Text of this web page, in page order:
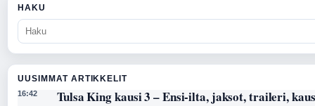
HAKU
UUSIMMAT ARTIKKELIT
16:42 Tulsa King kausi 3 – Ensi-ilta, jaksot, traileri,